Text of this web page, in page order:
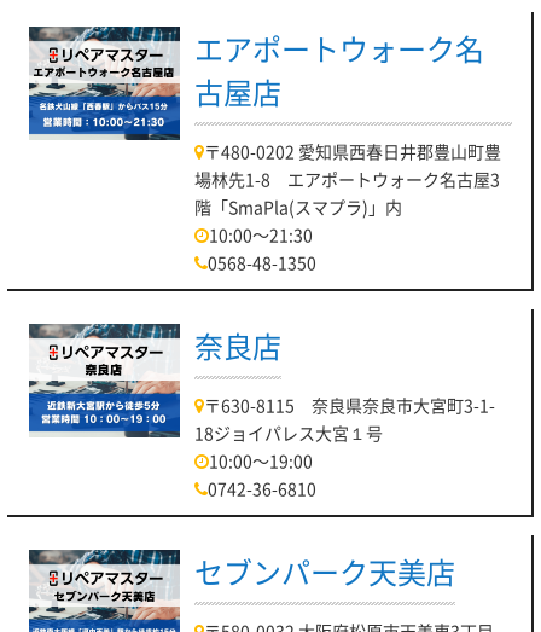
エアポートウォーク名
古屋店
〒480-0202 愛知県西春日井郡豊山町豊
場林先1-8 エアポートウォーク名古屋3
階「SmaPla(スマプラ)」内
10:00～21:30
0568-48-1350
奈良店
〒630-8115 奈良県奈良市大宮町3-1-
18ジョイパレス大宮１号
10:00～19:00
0742-36-6810
セブンパーク天美店